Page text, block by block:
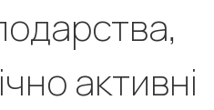
активні